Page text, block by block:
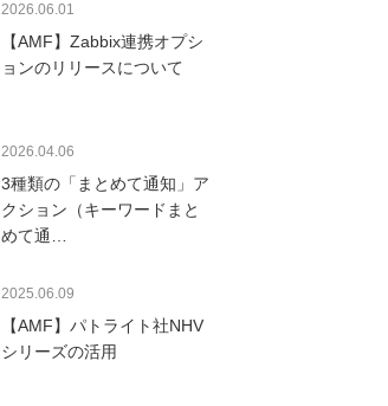
2026.06.01
【AMF】Zabbix連携オプシ
ョンのリリースについて
2026.04.06
3種類の「まとめて通知」ア
クション（キーワードまと
めて通…
2025.06.09
【AMF】パトライト社NHV
シリーズの活用